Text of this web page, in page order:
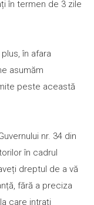
în termen de 3 zile
în afara
asumăm
peste această
nr. 34 din
în cadrul
dreptul de a vă
fără a preciza
care intrați